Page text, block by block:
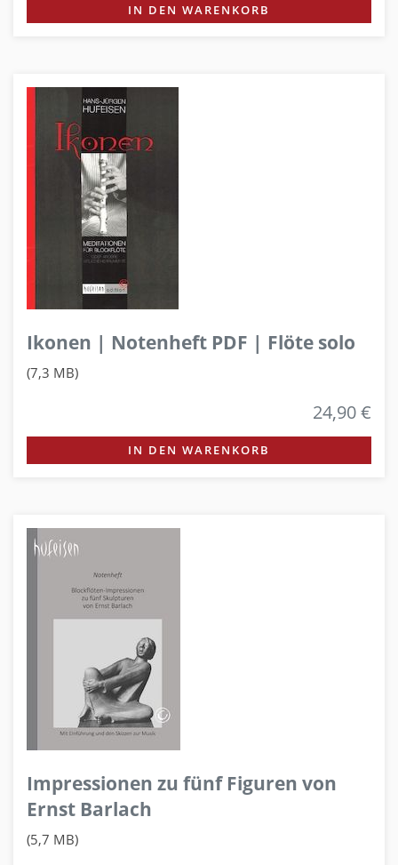
IN DEN WARENKORB
Ikonen | Notenheft PDF | Flöte solo
(7,3 MB)
24,90 €
IN DEN WARENKORB
Impressionen zu fünf Figuren von
Ernst Barlach
(5,7 MB)